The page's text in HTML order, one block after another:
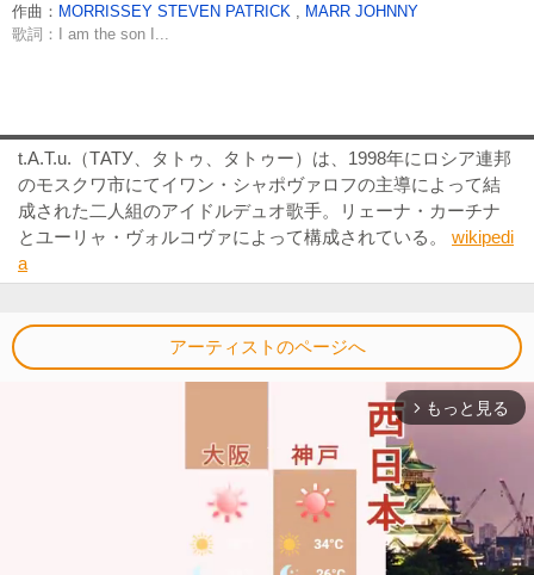
作曲： MORRISSEY STEVEN PATRICK MARR JOHNNY
歌詞：I am the son I...
t.A.T.u.（ТАТУ、タトゥ、タトゥー）は、1998年にロシア連邦
のモスクワ市にてイワン・シャポヴァロフの主導によって結
成された二人組のアイドルデュオ歌手。リェーナ・カーチナ
とユーリャ・ヴォルコヴァによって構成されている。 wikipedi
a
アーティストのページへ
arrow_forward_ios もっと見る